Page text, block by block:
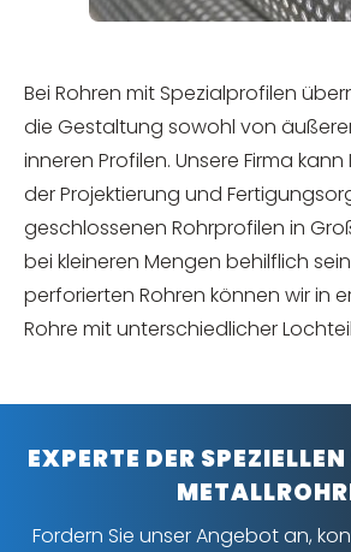
Bei Rohren mit Spezialprofilen
die Gestaltung sowohl von
inneren Profilen. Unsere Firma
der Projektierung und
geschlossenen Rohrprofilen in
bei kleineren Mengen behilflich
perforierten Rohren können wir in
Rohre mit unterschiedlicher
EXPERTE DER
Fordern Sie unser Angebot an,